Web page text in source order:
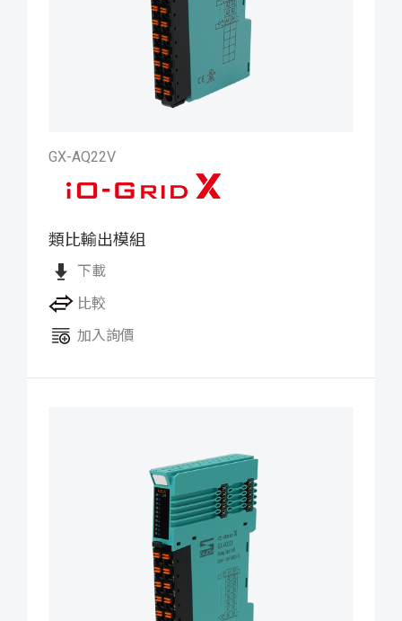
GX-AQ22V
類比輸出模組
下載
比較
加入詢價